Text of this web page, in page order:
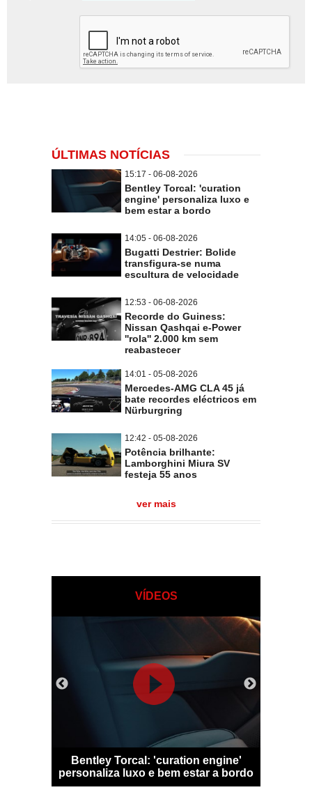
ÚLTIMAS NOTÍCIAS
15:17 - 06-08-2026
Bentley Torcal: 'curation
engine' personaliza luxo e
bem estar a bordo
14:05 - 06-08-2026
Bugatti Destrier: Bolide
transfigura-se numa
escultura de velocidade
12:53 - 06-08-2026
Recorde do Guiness:
Nissan Qashqai e-Power
''rola'' 2.000 km sem
reabastecer
14:01 - 05-08-2026
Mercedes-AMG CLA 45 já
bate recordes eléctricos em
Nürburgring
12:42 - 05-08-2026
Potência brilhante:
Lamborghini Miura SV
festeja 55 anos
ver mais
VÍDEOS
Bentley Torcal: 'curation engine'
personaliza luxo e bem estar a bordo